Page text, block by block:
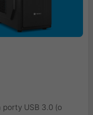
USB 3.0 (o